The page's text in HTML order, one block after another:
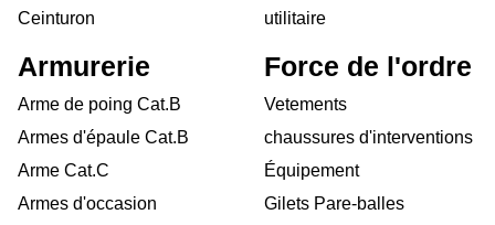
Ceinturon
utilitaire
Armurerie
Arme de poing Cat.B
Armes d'épaule Cat.B
Arme Cat.C
Armes d'occasion
Force de l'ordre
Vetements
chaussures d'interventions
Équipement
Gilets Pare-balles